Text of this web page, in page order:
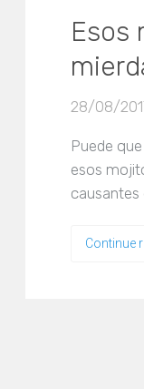
Esos
28/08/
Puede
esos
causantes
Continue